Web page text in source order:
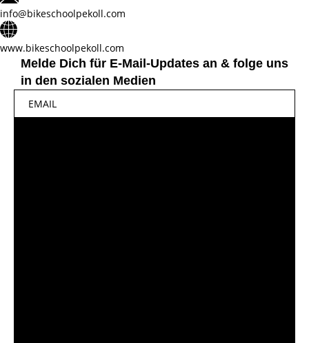
info@bikeschoolpekoll.com
www.bikeschoolpekoll.com
Melde Dich für E-Mail-Updates an & folge uns
in den sozialen Medien